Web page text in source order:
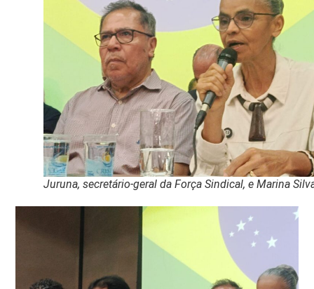
Juruna, secretário-geral da Força Sindical, e Marina